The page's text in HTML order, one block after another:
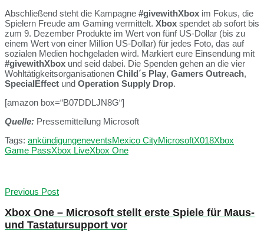
Abschließend steht die Kampagne #givewithXbox im Fokus, die
Spielern Freude am Gaming vermittelt. Xbox spendet ab sofort bis
zum 9. Dezember Produkte im Wert von fünf US-Dollar (bis zu
einem Wert von einer Million US-Dollar) für jedes Foto, das auf
sozialen Medien hochgeladen wird. Markiert eure Einsendung mit
#givewithXbox und seid dabei. Die Spenden gehen an die vier
Wohltätigkeitsorganisationen Child´s Play, Gamers Outreach,
SpecialEffect und Operation Supply Drop.
[amazon box=“B07DDLJN8G“]
Quelle: Pressemitteilung Microsoft
Tags: ankündigungeneventsMexico CityMicrosoftX018Xbox
Game PassXbox LiveXbox One
Previous Post
Xbox One – Microsoft stellt erste Spiele für Maus-
und Tastatursupport vor